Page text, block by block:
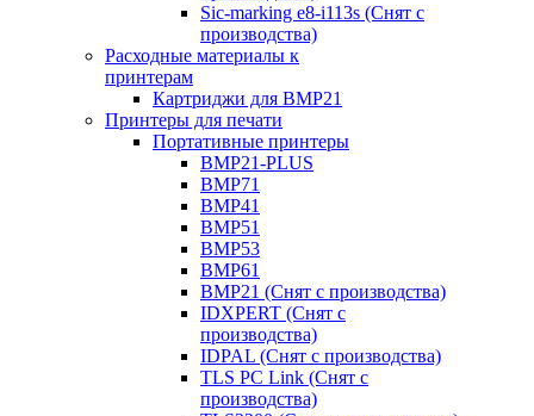
Sic-marking e8-i113s (Снят с
производства)
Расходные материалы к
принтерам
Картриджи для BMP21
Принтеры для печати
Портативные принтеры
BMP21-PLUS
BMP71
BMP41
BMP51
BMP53
BMP61
BMP21 (Снят с производства)
IDXPERT (Снят с
производства)
IDPAL (Снят с производства)
TLS PC Link (Снят с
производства)